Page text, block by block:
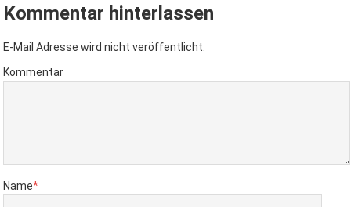
Kommentar hinterlassen
E-Mail Adresse wird nicht veröffentlicht.
Kommentar
Name*